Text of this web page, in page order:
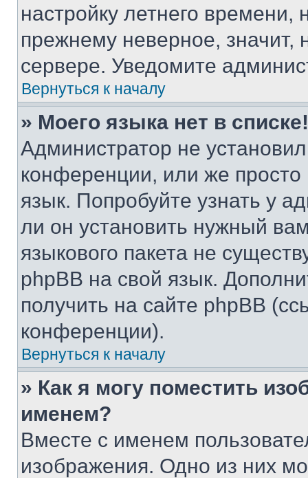
настройку летнего
прежнему неверное, значит,
сервере. Уведомите
Вернуться к началу
» Моего языка нет в списке!
Администратор не
конференции, или же
язык. Попробуйте узнать у
ли он установить нужный
языкового пакета не
phpBB на свой язык.
получить на сайте phpBB
конференции).
Вернуться к началу
» Как я могу поместить
именем?
Вместе с именем
изображения. Одно из них